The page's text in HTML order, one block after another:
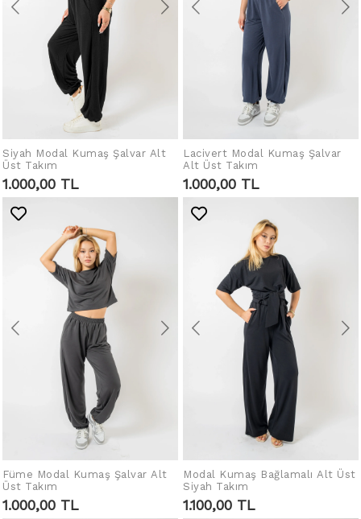
SEPETE EKLE
Siyah Modal Kumaş Şalvar Alt
Üst Takım
1.000,00 TL
SEPETE EKLE
Lacivert Modal Kumaş Şalvar
Alt Üst Takım
1.000,00 TL
SEPETE EKLE
Füme Modal Kumaş Şalvar Alt
Üst Takım
1.000,00 TL
SEPETE EKLE
Modal Kumaş Bağlamalı Alt Üst
Siyah Takım
1.100,00 TL